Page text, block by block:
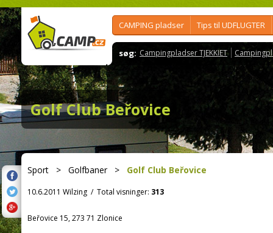
CAMPING pladser Tips til UDFLUGTER
søg: Campingpladser TJEKKIET
Golf Club Beřovice
Sport > Golfbaner> Golf Club Beřovice
10.6.2011 Wilzing / Total visninger: 313
Beřovice 15, 273 71 Zlonice